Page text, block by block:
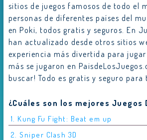
sitios de juegos famosos de todo el
personas de diferentes países del
en Poki, todos gratis y seguros. En
han actualizado desde otros sitios
experiencia más divertida para
más se jugaron en
buscar! Todo es gratis y seguro para
¿Cuáles son los mejores Juegos
1. Kung Fu Fight: Beat em up
2. Sniper Clash 3D